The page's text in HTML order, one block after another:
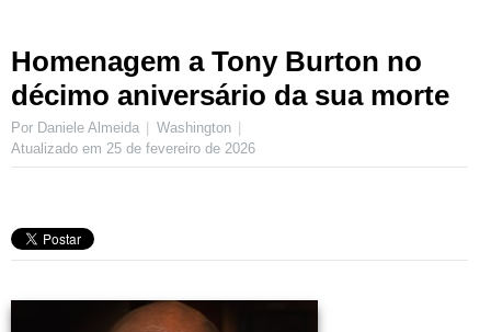
Homenagem a Tony Burton no
décimo aniversário da sua morte
Por Daniele Almeida
Washington
Atualizado em 25 de fevereiro de 2026